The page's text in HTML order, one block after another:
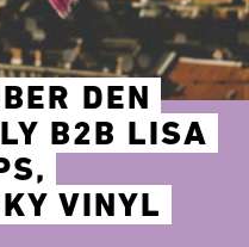
DEN
B2B LISA
VINYL